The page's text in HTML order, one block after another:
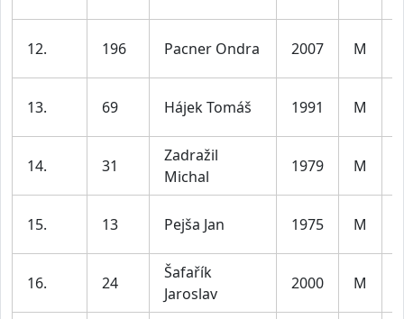
12. 196 Pacner Ondra 2007 M
13. 69 Hájek Tomáš 1991 M
14. 31
Zadražil
Michal
1979 M
15. 13 Pejša Jan 1975 M
16. 24
Šafařík
Jaroslav
2000 M